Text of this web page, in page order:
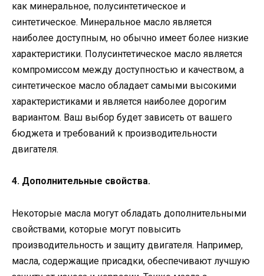
как минеральное, полусинтетическое и
синтетическое. Минеральное масло является
наиболее доступным, но обычно имеет более низкие
характеристики. Полусинтетическое масло является
компромиссом между доступностью и качеством, а
синтетическое масло обладает самыми высокими
характеристиками и является наиболее дорогим
вариантом. Ваш выбор будет зависеть от вашего
бюджета и требований к производительности
двигателя.
4. Дополнительные свойства.
Некоторые масла могут обладать дополнительными
свойствами, которые могут повысить
производительность и защиту двигателя. Например,
масла, содержащие присадки, обеспечивают лучшую